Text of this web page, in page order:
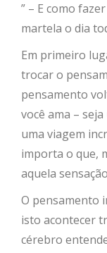
” – E como
martela o dia
Em primeiro
trocar o
pensamento
você ama –
uma viagem
importa o que,
aquela
O pensamento
isto acontecer
cérebro